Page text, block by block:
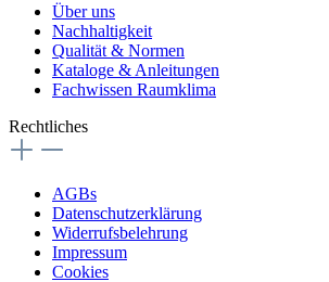
Über uns
Nachhaltigkeit
Qualität & Normen
Kataloge & Anleitungen
Fachwissen Raumklima
Rechtliches
AGBs
Datenschutzerklärung
Widerrufsbelehrung
Impressum
Cookies